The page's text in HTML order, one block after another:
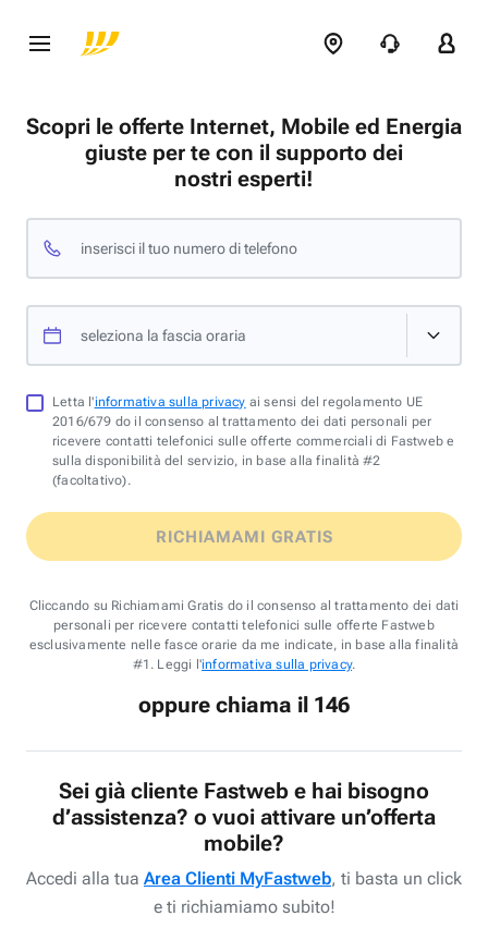
Scopri le offerte Internet, Mobile ed Energia
giuste per te con il supporto dei
nostri esperti!
inserisci il tuo numero di telefono
seleziona la fascia oraria
Letta l'informativa sulla privacy ai sensi del regolamento UE
2016/679 do il consenso al trattamento dei dati personali per
ricevere contatti telefonici sulle offerte commerciali di Fastweb e
sulla disponibilità del servizio, in base alla finalità #2
(facoltativo).
RICHIAMAMI GRATIS
Cliccando su Richiamami Gratis do il consenso al trattamento dei dati
personali per ricevere contatti telefonici sulle offerte Fastweb
esclusivamente nelle fasce orarie da me indicate, in base alla finalità
#1. Leggi l'informativa sulla privacy.
oppure chiama il 146
Sei già cliente Fastweb e hai bisogno
d’assistenza? o vuoi attivare un’offerta
mobile?
Accedi alla tua Area Clienti MyFastweb, ti basta un click
e ti richiamiamo subito!